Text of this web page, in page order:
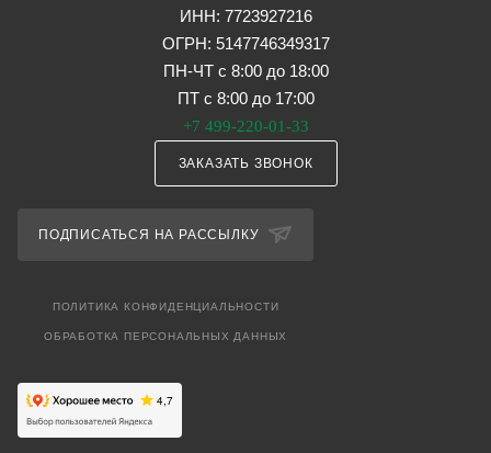
ИНН: 7723927216
ОГРН: 5147746349317
ПН-ЧТ с 8:00 до 18:00
ПТ с 8:00 до 17:00
+7 499-220-01-33
ЗАКАЗАТЬ ЗВОНОК
ПОДПИСАТЬСЯ НА РАССЫЛКУ
ПОЛИТИКА КОНФИДЕНЦИАЛЬНОСТИ
ОБРАБОТКА ПЕРСОНАЛЬНЫХ ДАННЫХ